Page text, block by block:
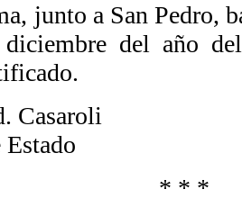
junto a San Pedro,
del año
Casaroli
Estado
* * *